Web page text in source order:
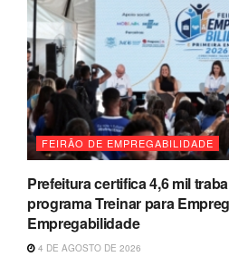
FEIRÃO DE EMPREGABILIDADE
Prefeitura certifica 4,6 mil
programa Treinar para
Empregabilidade
4 DE AGOSTO DE 2026